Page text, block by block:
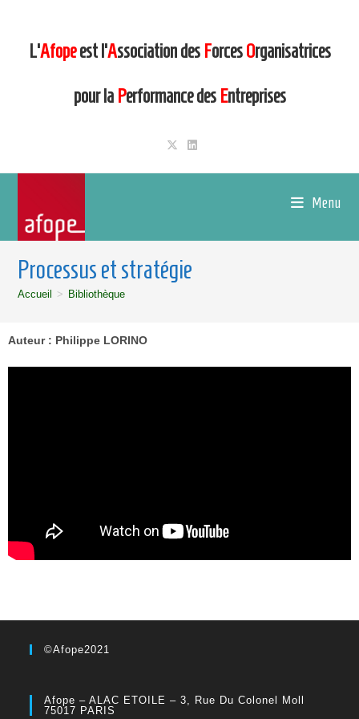
L’Afopeest l’Association des ForcesOrganisatrices
pour la Performance des Entreprises
Menu
Processus et stratégie
Accueil > Bibliothèque
Auteur : Philippe LORINO
©Afope2021
Afope – ALAC ETOILE – 3, Rue Du Colonel Moll
75017 PARIS